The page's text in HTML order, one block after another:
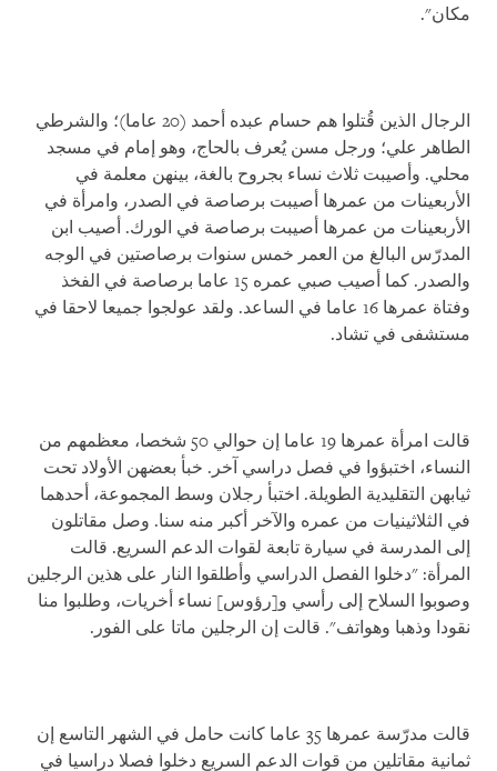
مكان".
الرجال الذين قُتلوا هم حسام عبده أحمد (20 عاما)؛ والشرطي
الطاهر علي؛ ورجل مسن يُعرف بالحاج، وهو إمام في مسجد
محلي. وأصيبت ثلاث نساء بجروح بالغة، بينهن معلمة في
الأربعينات من عمرها أصيبت برصاصة في الصدر، وامرأة في
الأربعينات من عمرها أصيبت برصاصة في الورك. أصيب ابن
المدرّس البالغ من العمر خمس سنوات برصاصتين في الوجه
والصدر. كما أصيب صبي عمره 15 عاما برصاصة في الفخذ
وفتاة عمرها 16 عاما في الساعد. ولقد عولجوا جميعا لاحقا في
مستشفى في تشاد.
قالت امرأة عمرها 19 عاما إن حوالي 50 شخصا، معظمهم من
النساء، اختبؤوا في فصل دراسي آخر. خبأ بعضهن الأولاد تحت
ثيابهن التقليدية الطويلة. اختبأ رجلان وسط المجموعة، أحدهما
في الثلاثينيات من عمره والآخر أكبر منه سنا. وصل مقاتلون
إلى المدرسة في سيارة تابعة لقوات الدعم السريع. قالت
المرأة: "دخلوا الفصل الدراسي وأطلقوا النار على هذين الرجلين
وصوبوا السلاح إلى رأسي و[رؤوس] نساء أخريات، وطلبوا منا
نقودا وذهبا وهواتف". قالت إن الرجلين ماتا على الفور.
قالت مدرّسة عمرها 35 عاما كانت حامل في الشهر التاسع إن
ثمانية مقاتلين من قوات الدعم السريع دخلوا فصلا دراسيا في